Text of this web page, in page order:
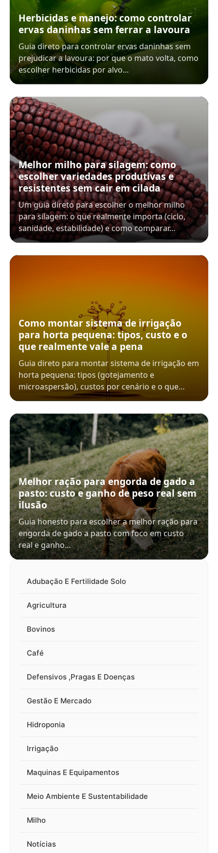
Herbicidas e manejo: como controlar
ervas daninhas sem ferrar a lavoura
Guia direto para controlar ervas daninhas sem
prejudicar a lavoura: por que o mato volta, como
escolher herbicidas por alvo…
Melhor milho para silagem: como
escolher variedades produtivas e
resistentes sem cair em cilada
Um guia direto para escolher o melhor milho
para silagem: o que realmente importa (ciclo,
sanidade, estabilidade) e como comparar…
Como montar sistema de irrigação
para horta pequena: tipos, custo e o
que realmente vale a pena
Guia direto para montar sistema de irrigação em
horta pequena: tipos (gotejamento e
microaspersão), custos por cenário e o que…
Melhor ração para engorda de gado a
pasto: custo e ganho de peso real sem
ilusão
Guia honesto para escolher a melhor ração para
engorda de gado a pasto com foco em custo
real e ganho…
Adubação E Fertilidade Solo
Agricultura
Bovinos
Café
Defensivos ,Pragas E Doenças
Gestão E Mercado
Hidroponia
Irrigação
Maquinas E Equipamentos
Meio Ambiente E Sustentabilidade
Milho
Notícias